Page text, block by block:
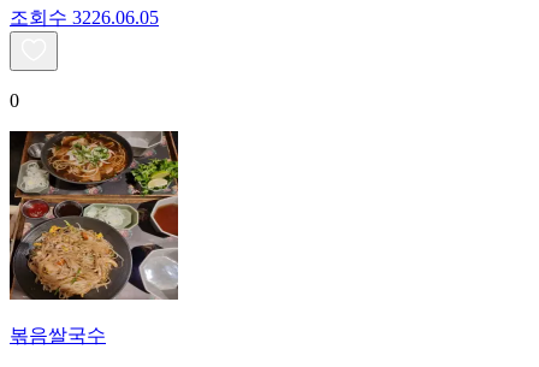
조회수 3226.06.05
0
볶음쌀국수